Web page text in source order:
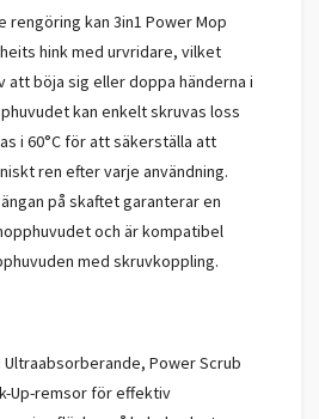
rengöring kan 3in1 Power Mop
hink med urvridare, vilket
att böja sig eller doppa händerna i
kan enkelt skruvas loss
i 60°C för att säkerställa att
ren efter varje användning.
på skaftet garanterar en
och är kompatibel
med skruvkoppling.
Ultraabsorberande, Power Scrub
Up-remsor för effektiv